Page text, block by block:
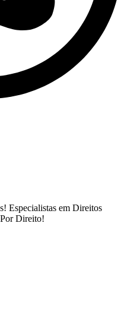
Especialistas em Direitos
Direito!